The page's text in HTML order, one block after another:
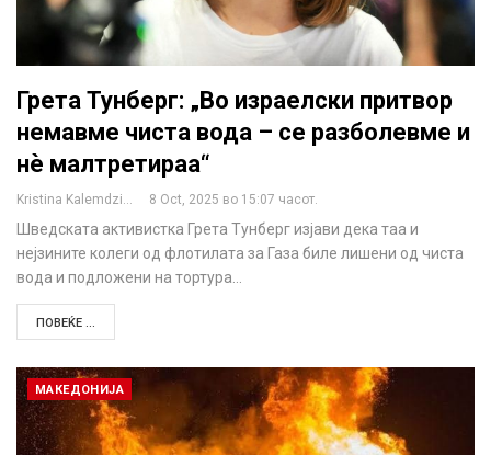
Грета Тунберг: „Во израелски притвор
немавме чиста вода – се разболевме и
нè малтретираа“
Kristina Kalemdzikj 8 Oct, 2025 во 15:07 часот.
Шведската активистка Грета Тунберг изјави дека таа и
нејзините колеги од флотилата за Газа биле лишени од чиста
вода и подложени на тортура…
ПОВЕЌЕ ...
МАКЕДОНИЈА